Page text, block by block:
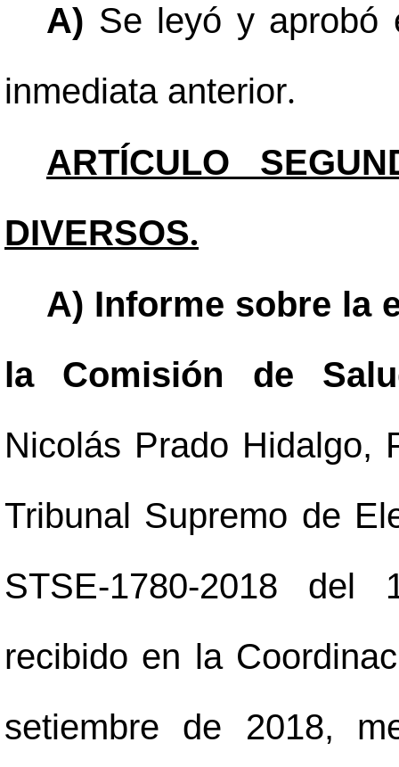
A) Se leyó y aprobó
inmediata anterior.
ARTÍCULO
DIVERSOS.
A) Informe sobre la
la Comisión de
Nicolás Prado Hidalgo,
Tribunal Supremo de
STSE-1780-2018
recibido en la
setiembre de 2018,